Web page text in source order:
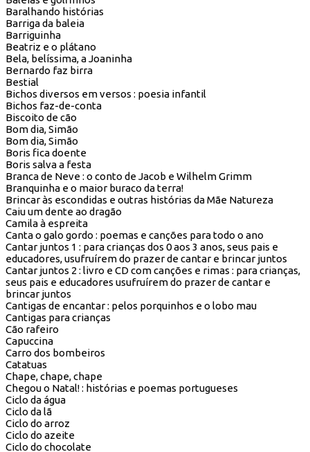
Baralhando histórias
Barriga da baleia
Barriguinha
Beatriz e o plátano
Bela, belíssima, a Joaninha
Bernardo faz birra
Bestial
Bichos diversos em versos : poesia infantil
Bichos faz-de-conta
Biscoito de cão
Bom dia, Simão
Bom dia, Simão
Boris fica doente
Boris salva a festa
Branca de Neve : o conto de Jacob e Wilhelm Grimm
Branquinha e o maior buraco da terra!
Brincar às escondidas e outras histórias da Mãe Natureza
Caiu um dente ao dragão
Camila à espreita
Canta o galo gordo : poemas e canções para todo o ano
Cantar juntos 1 : para crianças dos 0 aos 3 anos, seus pais e
educadores, usufruírem do prazer de cantar e brincar juntos
Cantar juntos 2 : livro e CD com canções e rimas : para crianças,
seus pais e educadores usufruírem do prazer de cantar e
brincar juntos
Cantigas de encantar : pelos porquinhos e o lobo mau
Cantigas para crianças
Cão rafeiro
Capuccina
Carro dos bombeiros
Catatuas
Chape, chape, chape
Chegou o Natal! : histórias e poemas portugueses
Ciclo da água
Ciclo da lã
Ciclo do arroz
Ciclo do azeite
Ciclo do chocolate